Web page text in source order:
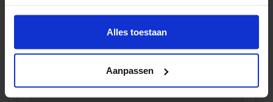
Alles toestaan
Aanpassen
Plaats een reactie
Reactie